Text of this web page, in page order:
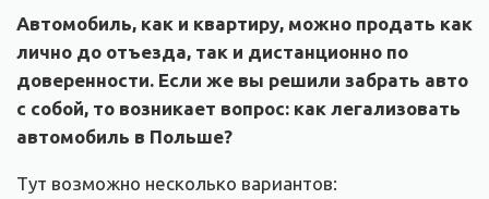
Автомобиль, как и квартиру, можно продать как
лично до отъезда, так и дистанционно по
доверенности. Если же вы решили забрать авто
с собой, то возникает вопрос: как легализовать
автомобиль в Польше?
Тут возможно несколько вариантов: